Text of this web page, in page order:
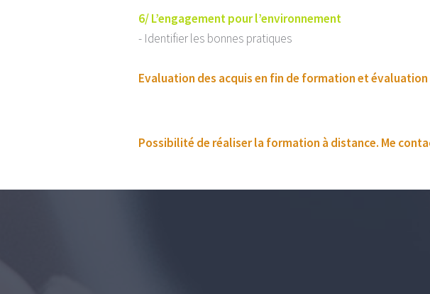
6/ L’engagement pour l’environnement
- Identifier les bonnes pratiques
Evaluation des acquis en fin de formation et
Possibilité de réaliser la formation à distance. Me